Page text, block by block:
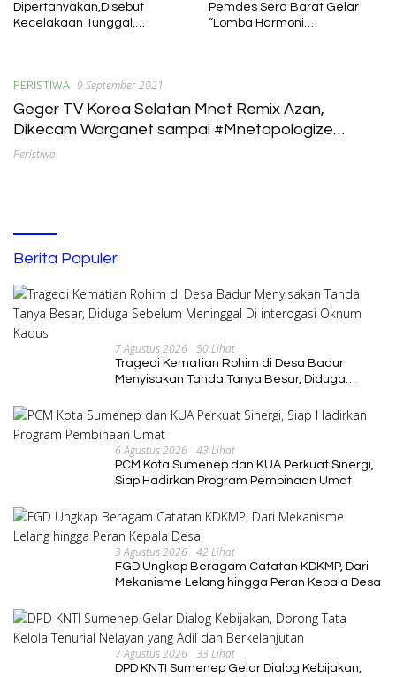
Dipertanyakan,Disebut
Kecelakaan Tunggal,
Pemdes Sera Barat Gelar
“Lomba Harmoni
PERISTIWA 9 September 2021
Geger TV Korea Selatan Mnet Remix Azan,
Dikecam Warganet sampai #Mnetapologize
Trending
Peristiwa
Berita Populer
7 Agustus 2026 50 Lihat
Tragedi Kematian Rohim di Desa Badur
Menyisakan Tanda Tanya Besar, Diduga
Kadus
6 Agustus 2026 43 Lihat
PCM Kota Sumenep dan KUA Perkuat Sinergi,
Siap Hadirkan Program Pembinaan Umat
3 Agustus 2026 42 Lihat
FGD Ungkap Beragam Catatan KDKMP, Dari
Mekanisme Lelang hingga Peran Kepala Desa
7 Agustus 2026 33 Lihat
DPD KNTI Sumenep Gelar Dialog Kebijakan,